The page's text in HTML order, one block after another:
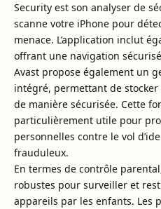
Security est son analyser de
scanne votre iPhone pour
menace. L’application inclut
offrant une navigation
Avast propose également un
intégré, permettant de
de manière sécurisée. Cette
particulièrement utile pour
personnelles contre le vol
frauduleux.
En termes de contrôle
robustes pour surveiller et
appareils par les enfants. Les